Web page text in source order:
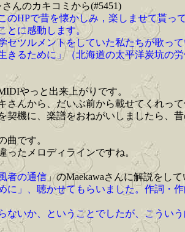
んのカキコミから(#5451)
のHPで昔を懐かしみ，楽しませて貰っ
とに感動します。
セツルメントをしていた私たちが歌っ
きるために」（北海道の太平洋炭坑の
やっと出来上がりです。
さんから、だいぶ前から載せてくれって
契機に、楽譜をおねがいしましたら、
曲です。
ったメロディラインですね。
者の通信 」のMaekawaさんに解説をし
」、聴かせてもらいました。作詞・
いか、ということでしたが、こういう